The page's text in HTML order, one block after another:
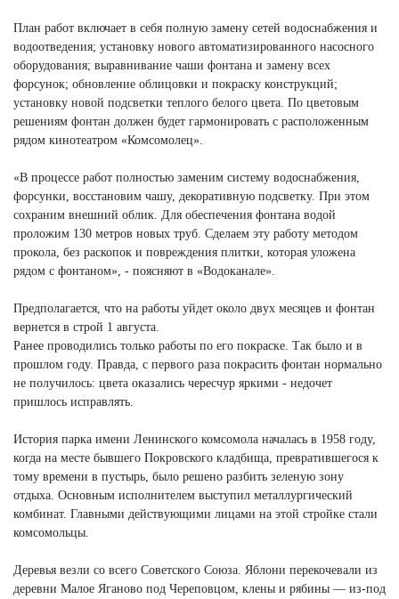
План работ включает в себя полную замену сетей водоснабжения и
водоотведения; установку нового автоматизированного насосного
оборудования; выравнивание чаши фонтана и замену всех
форсунок; обновление облицовки и покраску конструкций;
установку новой подсветки теплого белого цвета. По цветовым
решениям фонтан должен будет гармонировать с расположенным
рядом кинотеатром «Комсомолец».
«В процессе работ полностью заменим систему водоснабжения,
форсунки, восстановим чашу, декоративную подсветку. При этом
сохраним внешний облик. Для обеспечения фонтана водой
проложим 130 метров новых труб. Сделаем эту работу методом
прокола, без раскопок и повреждения плитки, которая уложена
рядом с фонтаном», - поясняют в «Водоканале».
Предполагается, что на работы уйдет около двух месяцев и фонтан
вернется в строй 1 августа.
Ранее проводились только работы по его покраске. Так было и в
прошлом году. Правда, с первого раза покрасить фонтан нормально
не получилось: цвета оказались чересчур яркими - недочет
пришлось исправлять.
История парка имени Ленинского комсомола началась в 1958 году,
когда на месте бывшего Покровского кладбища, превратившегося к
тому времени в пустырь, было решено разбить зеленую зону
отдыха. Основным исполнителем выступил металлургический
комбинат. Главными действующими лицами на этой стройке стали
комсомольцы.
Деревья везли со всего Советского Союза. Яблони перекочевали из
деревни Малое Яганово под Череповцом, клены и рябины — из-под